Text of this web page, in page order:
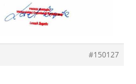
#150127